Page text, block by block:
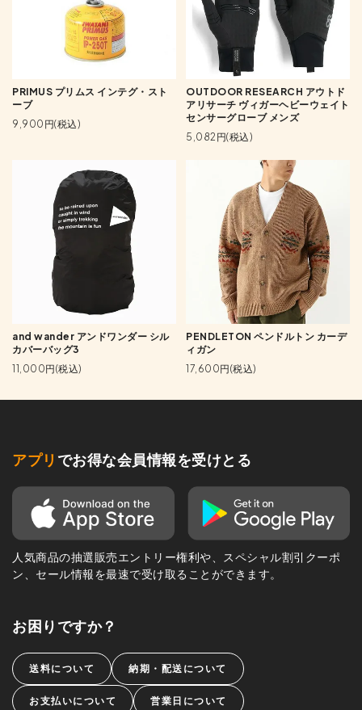
PRIMUS プリムス インテグ・スト
ーブ
9,900円(税込)
OUTDOOR RESEARCH アウトド
アリサーチ ヴィガーヘビーウェイト
センサーグローブ メンズ
5,082円(税込)
and wander アンドワンダー シル
カバーバッグ3
11,000円(税込)
PENDLETON ペンドルトン カーデ
ィガン
17,600円(税込)
アプリ でお得な会員情報を受けとる
人気商品の抽選販売エントリー権利や、スペシャル割引クーポ
ン、セール情報を最速で受け取ることができます。
お困りですか？
送料について 納期・配送について
お支払いについて 営業日について